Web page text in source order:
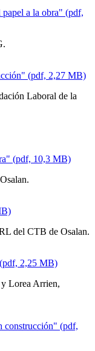
a la obra" (pdf,
(pdf, 2,27 MB)
Laboral de la
(pdf, 10,3 MB)
del CTB de Osalan.
2,25 MB)
Lorea Arrien,
construcción" (pdf,